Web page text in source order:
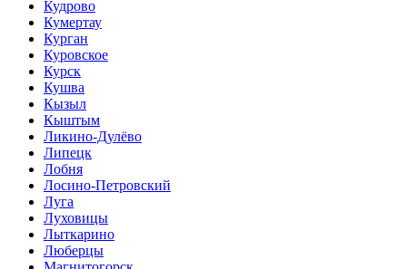
Кудрово
Кумертау
Курган
Куровское
Курск
Кушва
Кызыл
Кыштым
Ликино-Дулёво
Липецк
Лобня
Лосино-Петровский
Луга
Луховицы
Лыткарино
Люберцы